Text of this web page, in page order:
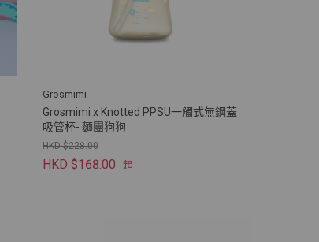
Grosmimi
Grosmimi x Knotted PPSU一觸式無鋼蓋
吸管杯- 麵團狗狗
HKD $228.00
HKD $168.00 起